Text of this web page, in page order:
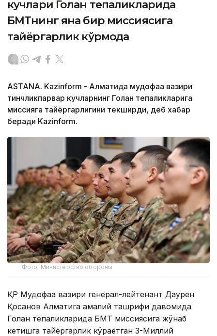
кучлари Голан тепаликларида
БМТнинг яна бир миссиясига
тайёргарлик кўрмоқда
ASTANA. Kazinform - Алматида мудофаа вазири
тинчликпарвар кучларнинг Голан тепаликларига
миссияга тайёргарлигини текширди, деб хабар
беради Kazinform.
Фото: Министерство обороны
ҚР Мудофаа вазири генерал-лейтенант Даурен
Қосанов Алматига амалий ташрифи давомида
Голан тепаликларида БМТ миссиясига жўнаб
кетишга тайёргарлик кўраётган 3-Миллий